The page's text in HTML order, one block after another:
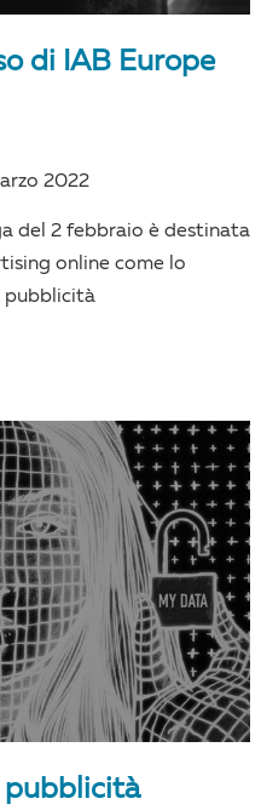
di IAB Europe
2022
del 2 febbraio è destinata
online come lo
pubblicità
pubblicità